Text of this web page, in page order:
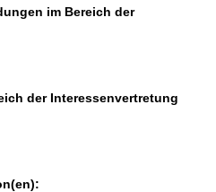
im Bereich der
der Interessenvertretung